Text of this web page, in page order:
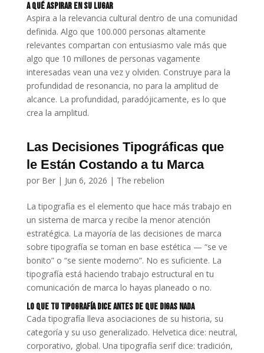
A Qué Aspirar en su Lugar
Aspira a la relevancia cultural dentro de una comunidad
definida. Algo que 100.000 personas altamente
relevantes compartan con entusiasmo vale más que
algo que 10 millones de personas vagamente
interesadas vean una vez y olviden. Construye para la
profundidad de resonancia, no para la amplitud de
alcance. La profundidad, paradójicamente, es lo que
crea la amplitud.
Las Decisiones Tipográficas que
le Están Costando a tu Marca
por Ber| Jun 6, 2026 | The rebelion
La tipografía es el elemento que hace más trabajo en
un sistema de marca y recibe la menor atención
estratégica. La mayoría de las decisiones de marca
sobre tipografía se toman en base estética — “se ve
bonito” o “se siente moderno”. No es suficiente. La
tipografía está haciendo trabajo estructural en tu
comunicación de marca lo hayas planeado o no.
Lo que tu Tipografía Dice Antes de que Digas Nada
Cada tipografía lleva asociaciones de su historia, su
categoría y su uso generalizado. Helvetica dice: neutral,
corporativo, global. Una tipografía serif dice: tradición,